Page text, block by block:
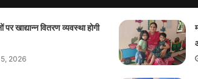
पर खाद्यान्न वितरण व्यवस्था होगी
2026